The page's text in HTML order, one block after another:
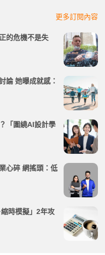
更多訂閱內容
的危機不是失
論 她曝成就感：
「圍繞AI設計學
心碎 網搖頭：低
時模擬」2年攻